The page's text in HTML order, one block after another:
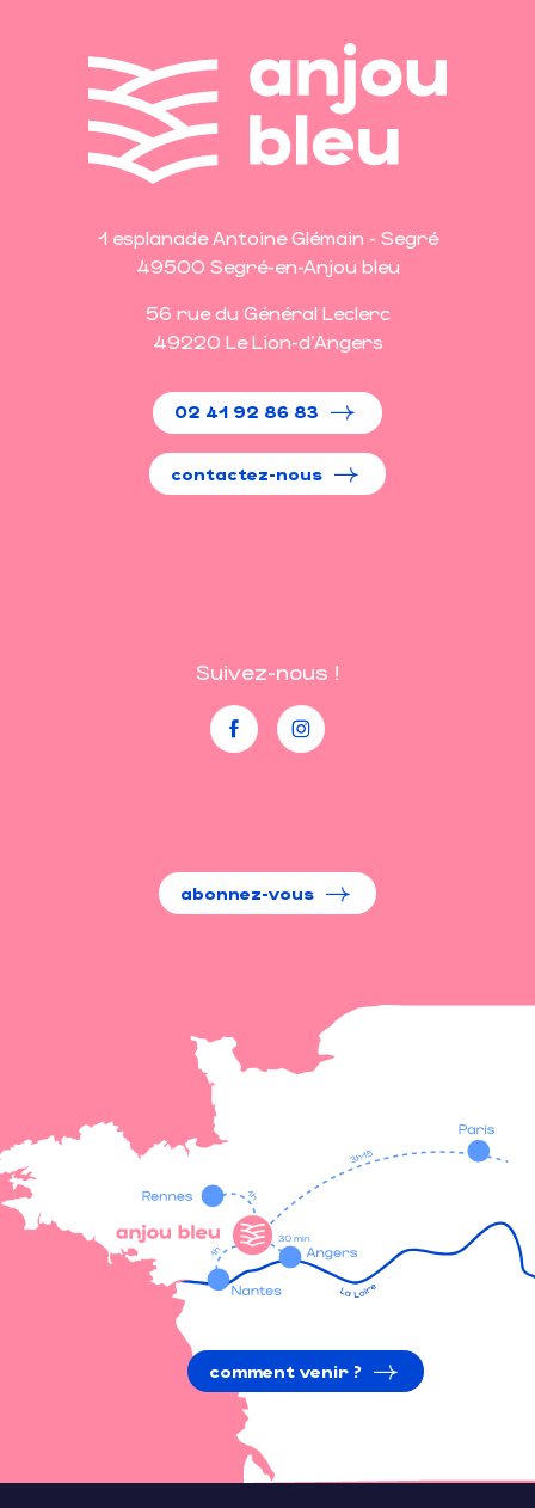
1 esplanade Antoine Glémain - Segré
49500 Segré-en-Anjou bleu
56 rue du Général Leclerc
49220 Le Lion-d'Angers
02 41 92 86 83
contactez-nous
Suivez-nous !
abonnez-vous
comment venir ?